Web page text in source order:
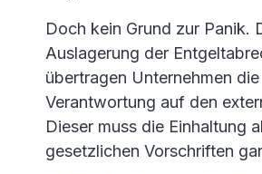
Doch kein Grund zur Panik.
Auslagerung der
übertragen Unternehmen die
Verantwortung auf den
Dieser muss die Einhaltung
gesetzlichen Vorschriften